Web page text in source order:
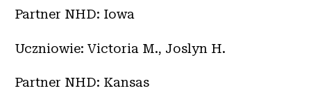
Partner NHD: Iowa
Uczniowie: Victoria M., Joslyn H.
Partner NHD: Kansas